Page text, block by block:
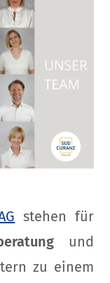
stehen für
und
zu einem